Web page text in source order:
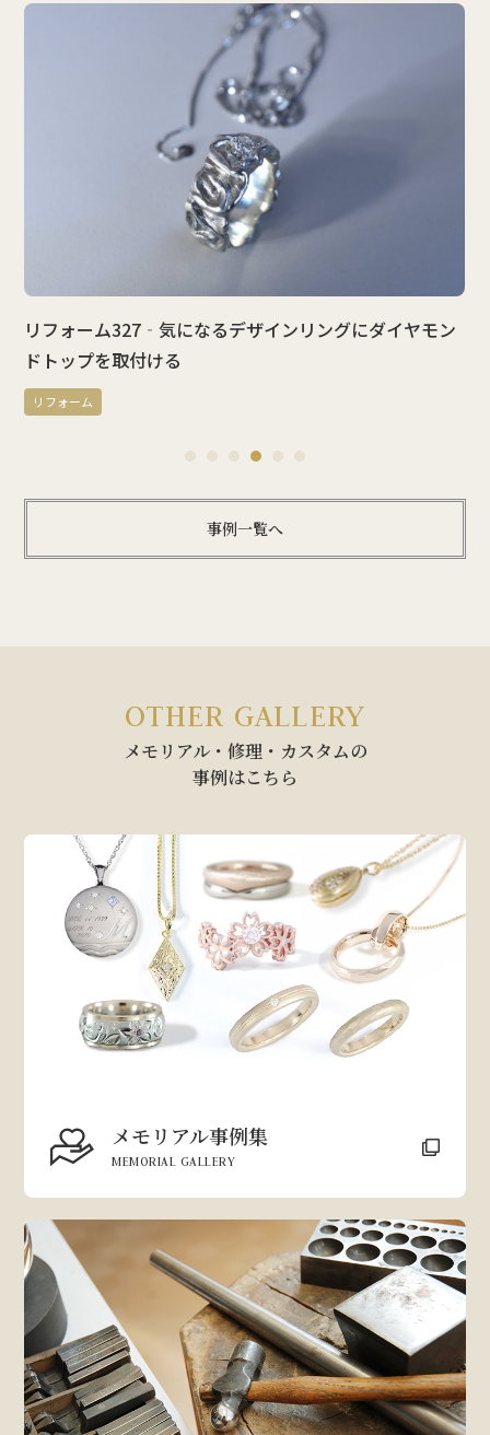
気になるデザインリングにダイヤモン
ける
リフォーム
事例一覧へ
OTHER GALLERY
メモリアル・修理・カスタムの
事例はこちら
メモリアル事例集
MEMORIAL GALLERY